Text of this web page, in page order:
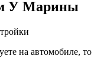
У Марины
на автомобиле,